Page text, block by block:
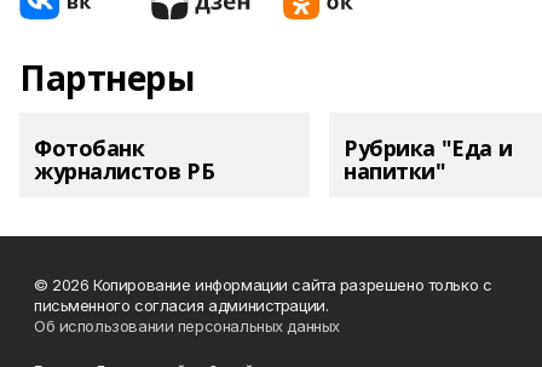
Партнеры
Фотобанк
журналистов РБ
Рубрика "Еда и
напитки"
© 2026 Копирование информации сайта разрешено только с
письменного согласия администрации.
Об использовании персональных данных